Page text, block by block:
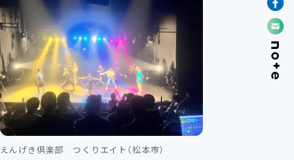
えんげき倶楽部 つくりエイト （松本市）